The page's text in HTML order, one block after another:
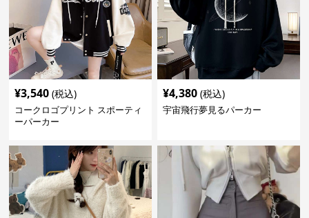
¥3,540 (税込)
コークロゴプリント スポーティ
ーパーカー
¥4,380 (税込)
宇宙飛行夢見るパーカー